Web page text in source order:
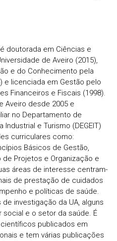
doutorada em Ciências e
de Aveiro (2015),
e do Conhecimento pela
e licenciada em Gestão pelo
Financeiros e Fiscais (1998).
Aveiro desde 2005 e
no Departamento de
Industrial e Turismo (DEGEIT)
curriculares como:
Básicos de Gestão,
Projetos e Organização e
áreas de interesse centram-
de prestação de cuidados
e políticas de saúde.
investigação da UA, alguns
e o setor da saúde. É
publicados em
e tem várias publicações